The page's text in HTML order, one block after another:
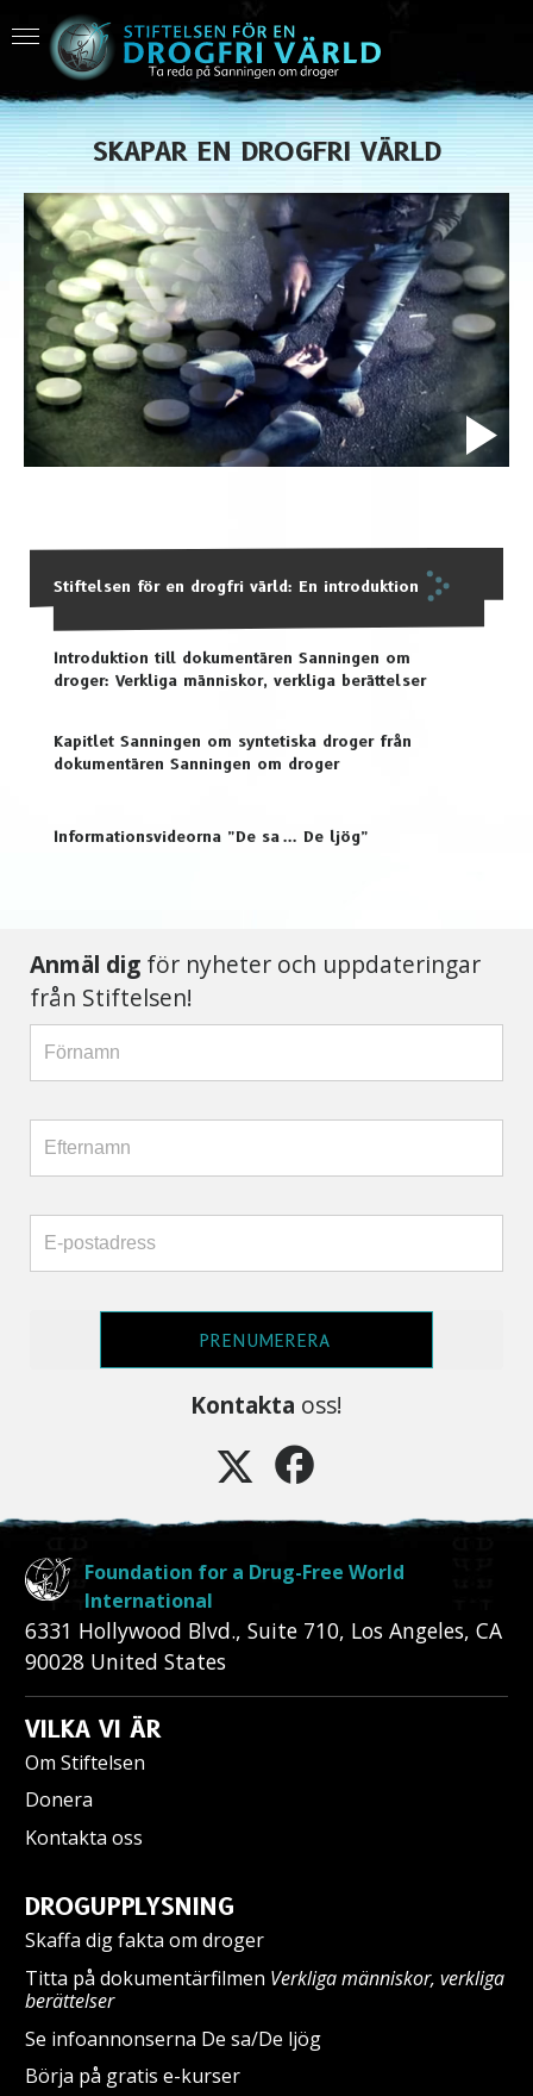
SKAPAR EN DROGFRI VÄRLD
Stiftelsen för en drogfri värld: En introduktion
Introduktion till dokumentären Sanningen om
droger: Verkliga människor, verkliga berättelser
Kapitlet Sanningen om syntetiska droger från
dokumentären Sanningen om droger
Informationsvideorna ”De sa ... De ljög”
Anmäl dig för nyheter och uppdateringar
från Stiftelsen!
PRENUMERERA
Kontakta oss!
Foundation for a Drug-Free World
International
6331 Hollywood Blvd., Suite 710, Los Angeles, CA
90028 United States
VILKA VI ÄR
Om Stiftelsen
Donera
Kontakta oss
DROGUPPLYSNING
Skaffa dig fakta om droger
Titta på dokumentärfilmen Verkliga människor, verkliga
berättelser
Se infoannonserna De sa/De ljög
Börja på gratis e-kurser